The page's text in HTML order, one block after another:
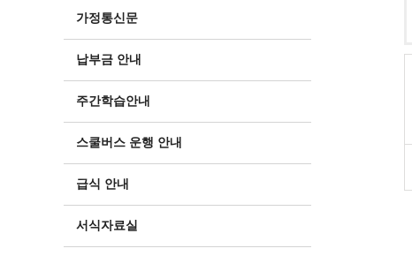
가정통신문
납부금 안내
주간학습안내
스쿨버스 운행 안내
급식 안내
서식자료실